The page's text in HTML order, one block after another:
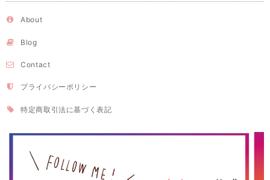
About
Blog
Contact
プライバシーポリシー
特定商取引法に基づく表記